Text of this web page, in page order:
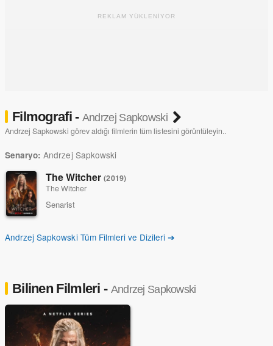
REKLAM YÜKLENİYOR
Filmografi - Andrzej Sapkowski
Andrzej Sapkowski görev aldığı filmlerin tüm listesini görüntüleyin..
Senaryo: Andrzej Sapkowski
The Witcher(2019)
The Witcher
Senarist
Andrzej Sapkowski Tüm Filmleri ve Dizileri ➔
Bilinen Filmleri - Andrzej Sapkowski